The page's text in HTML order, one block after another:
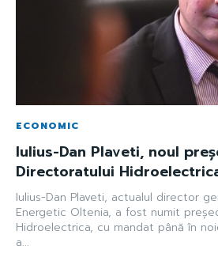
ECONOMIC
Iulius-Dan Plaveti, noul
Directoratului
Iulius-Dan Plaveti, actualul director
Energetic Oltenia, a fost numit
Hidroelectrica, cu mandat până în
a...